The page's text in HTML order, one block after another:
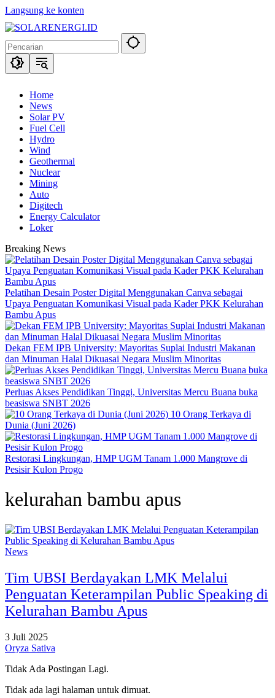
Langsung ke konten
Home
News
Solar PV
Fuel Cell
Hydro
Wind
Geothermal
Nuclear
Mining
Auto
Digitech
Energy Calculator
Loker
Breaking News
Pelatihan Desain Poster Digital Menggunakan Canva sebagai
Upaya Penguatan Komunikasi Visual pada Kader PKK Kelurahan
Bambu Apus
Dekan FEM IPB University: Mayoritas Suplai Industri Makanan
dan Minuman Halal Dikuasai Negara Muslim Minoritas
Perluas Akses Pendidikan Tinggi, Universitas Mercu Buana buka
beasiswa SNBT 2026
10 Orang Terkaya di
Dunia (Juni 2026)
Restorasi Lingkungan, HMP UGM Tanam 1.000 Mangrove di
Pesisir Kulon Progo
kelurahan bambu apus
News
Tim UBSI Berdayakan LMK Melalui
Penguatan Keterampilan Public Speaking di
Kelurahan Bambu Apus
3 Juli 2025
Oryza Sativa
Tidak Ada Postingan Lagi.
Tidak ada lagi halaman untuk dimuat.